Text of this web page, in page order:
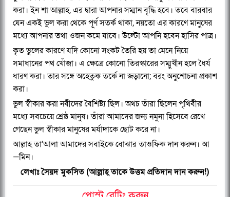
করা। ইন শা আল্লাহ, এর দ্বারা আপনার সম্মান বৃদ্ধি হবে। তবে বারবার
যেন একই ভুল করা থেকে পূর্ণ সতর্ক থাকা, নয়তো এর কারণে মানুষের
মধ্যে আপনার তথা ওজন কমে যাবে। উল্টো আপনি হবেন হাসির পাত্র।
কৃত ভুলের কারণে যদি কোনো সংকট তৈরি হয় তা মেনে নিয়ে
সমাধানের পথ খোঁজা। এ ক্ষেত্রে কোনো তিরস্কারের সম্মুখীন হলে ধৈর্য
ধারণ করা। তার সঙ্গে অহেতুক তর্কে না জড়ানো; বরং অনুশোচনা প্রকাশ
করা।
ভুল স্বীকার করা নবীদের বৈশিষ্ট্য ছিল। অথচ তাঁরা ছিলেন পৃথিবীর
মধ্যে সবচেয়ে শ্রেষ্ঠ মানুষ। তাঁরা আমাদের জন্য নমুনা হিসেবে রেখে
গেছেন ভুল স্বীকার মানুষের মর্যাদাকে ছোট করে না।
আল্লাহ তা'আলা আমাদের সবাইকে বোঝার তাওফিক দান করুন। আ
—মিন।
লেখাঃ সৈয়দ মুকসিত (আল্লাহ্‌ তাকে উত্তম প্রতিদান দান করুন!)